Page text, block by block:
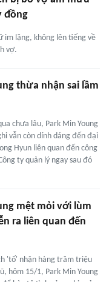
đồng
im lặng, không lên tiếng về
vợ.
thừa nhận sai lầm
chưa lâu, Park Min Young
vẫn còn dính dáng đến đại
Hyun liên quan đến công
ty quản lý ngay sau đó
mệt mỏi với lùm
ra liên quan đến
'tố' nhận hàng trăm triệu
hôm 15/1, Park Min Young